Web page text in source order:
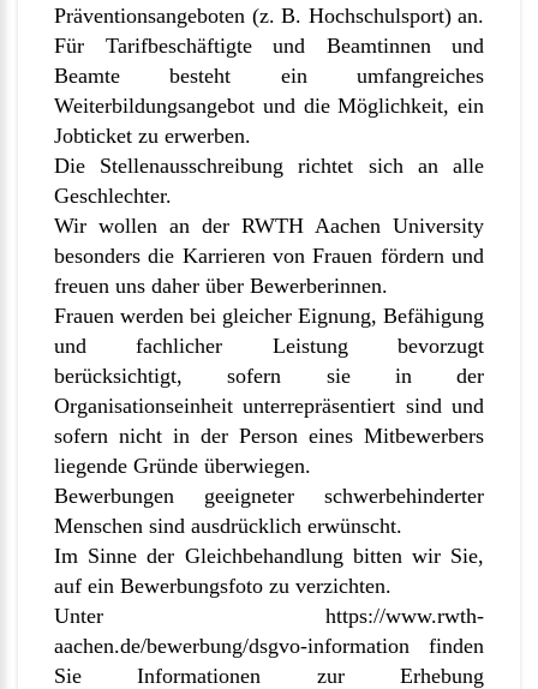
Präventionsangeboten (z. B. Hochschulsport) an.
Für Tarifbeschäftigte und Beamtinnen und
Beamte besteht ein umfangreiches
Weiterbildungsangebot und die Möglichkeit, ein
Jobticket zu erwerben.
Die Stellenausschreibung richtet sich an alle
Geschlechter.
Wir wollen an der RWTH Aachen University
besonders die Karrieren von Frauen fördern und
freuen uns daher über Bewerberinnen.
Frauen werden bei gleicher Eignung, Befähigung
und fachlicher Leistung bevorzugt
berücksichtigt, sofern sie in der
Organisationseinheit unterrepräsentiert sind und
sofern nicht in der Person eines Mitbewerbers
liegende Gründe überwiegen.
Bewerbungen geeigneter schwerbehinderter
Menschen sind ausdrücklich erwünscht.
Im Sinne der Gleichbehandlung bitten wir Sie,
auf ein Bewerbungsfoto zu verzichten.
Unter https://www.rwth-
aachen.de/bewerbung/dsgvo-information finden
Sie Informationen zur Erhebung